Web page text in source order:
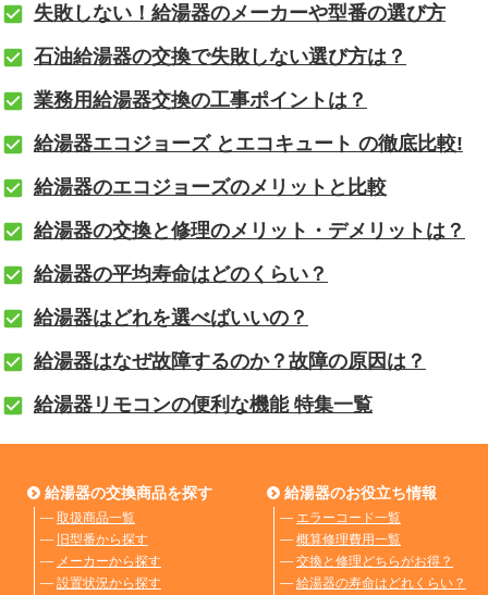
失敗しない！給湯器のメーカーや型番の選び方
石油給湯器の交換で失敗しない選び方は？
業務用給湯器交換の工事ポイントは？
給湯器エコジョーズ とエコキュート の徹底比較!
給湯器のエコジョーズのメリットと比較
給湯器の交換と修理のメリット・デメリットは？
給湯器の平均寿命はどのくらい？
給湯器はどれを選べばいいの？
給湯器はなぜ故障するのか？故障の原因は？
給湯器リモコンの便利な機能 特集一覧
給湯器の交換商品を探す
― 取扱商品一覧
― 旧型番から探す
― メーカーから探す
― 設置状況から探す
給湯器のお役立ち情報
― エラーコード一覧
― 概算修理費用一覧
― 交換と修理どちらがお得？
― 給湯器の寿命はどれくらい？